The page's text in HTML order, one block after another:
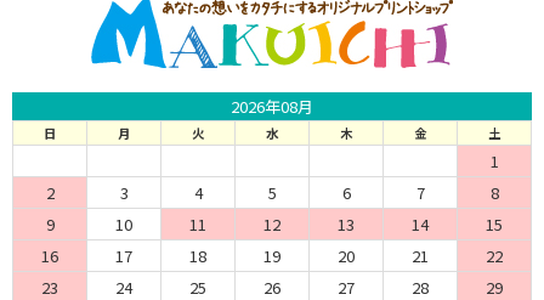
2026年08月
日 月 火 水 木 金 土
1
2
3 4 5 6 7
8
9
10 11 12 13 14
15
16
17 18 19 20 21
22
23
24 25 26 27 28
29